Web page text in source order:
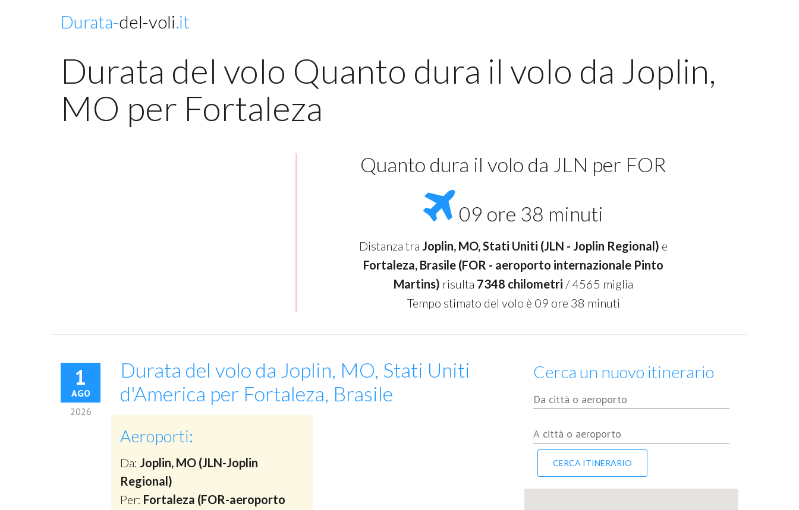
Durata-del-voli.it
Durata del volo Quanto dura il volo da Joplin,
MO per Fortaleza
Quanto dura il volo da JLN per FOR
09 ore 38 minuti
Distanza tra Joplin, MO, Stati Uniti (JLN - Joplin Regional) e
Fortaleza, Brasile (FOR - aeroporto internazionale Pinto
Martins) risulta 7348 chilometri / 4565 miglia
Tempo stimato del volo è 09 ore 38 minuti
1
AGO
2026
Durata del volo da Joplin, MO, Stati Uniti
d'America per Fortaleza, Brasile
Aeroporti:
Da: Joplin, MO (JLN-Joplin
Regional)
Per: Fortaleza (FOR-aeroporto
Cerca un nuovo itinerario